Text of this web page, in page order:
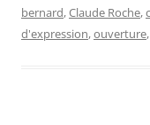
bernard,Claude Roche,
d'expression,ouverture